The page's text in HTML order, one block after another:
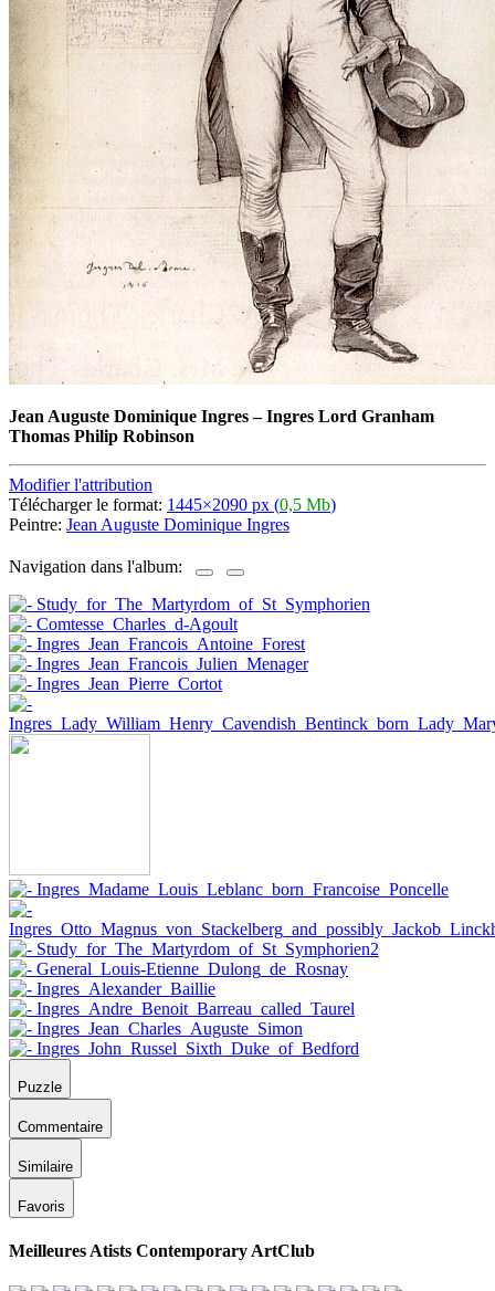
Jean Auguste Dominique Ingres–Ingres Lord Granham
Thomas Philip Robinson
Modifier l'attribution
Télécharger le format: 1445×2090 px (0,5 Mb)
Peintre: Jean Auguste Dominique Ingres
Navigation dans l'album:
Puzzle
Commentaire
Similaire
Favoris
Meilleures Atists Contemporary ArtClub